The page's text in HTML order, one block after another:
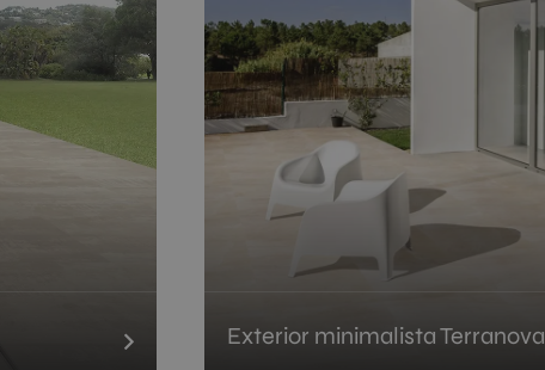
Exterior minimalista Terranova